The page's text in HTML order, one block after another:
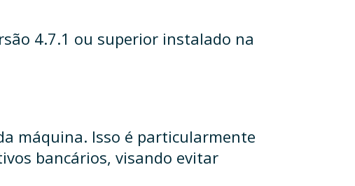
4.7.1 ou superior instalado na
máquina. Isso é particularmente
bancários, visando evitar